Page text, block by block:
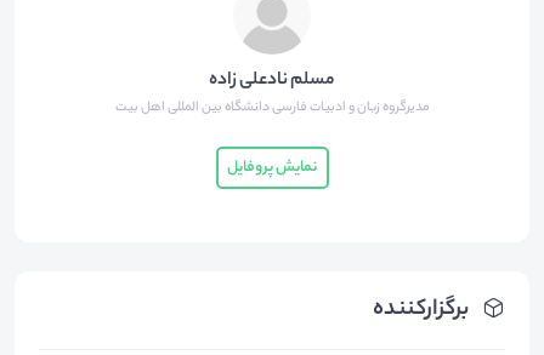
برگزارکننده
مسلم نادعلی زاده
مدیرگروه زبان و ادبیات فارسی دانشگاه بین المللی اهل بیت
نمایش پروفایل